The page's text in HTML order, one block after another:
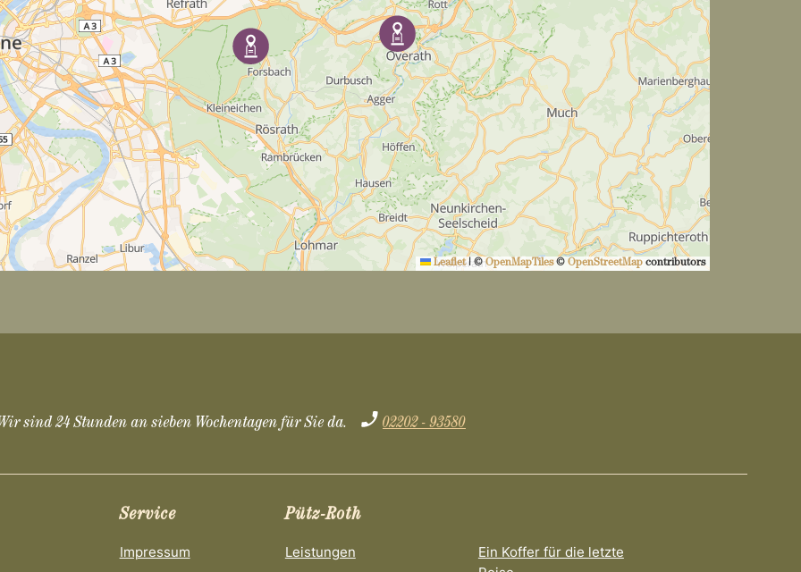
Leaflet |©OpenMapTiles© OpenStreetMap contributors
sind 24 Stunden an sieben Wochentagen für Sie da. 02202 - 93580
Service
Impressum
Pütz-Roth
Leistungen
Ein Koffer für die letzte